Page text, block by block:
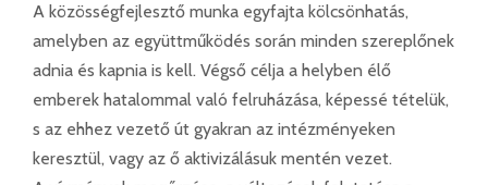
A közösségfejlesztő munka egyfajta kölcsönhatás,
amelyben az együttműködés során minden szereplőnek
adnia és kapnia is kell. Végső célja a helyben élő
emberek hatalommal való felruházása, képessé tételük,
s az ehhez vezető út gyakran az intézményeken
keresztül, vagy az ő aktivizálásuk mentén vezet.